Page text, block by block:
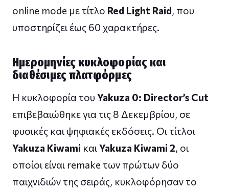
online mode με τίτλο Red Light Raid, που
υποστηρίζει έως 60 χαρακτήρες.
Ημερομηνίες κυκλοφορίας και
διαθέσιμες πλατφόρμες
Η κυκλοφορία του Yakuza 0: Director’s Cut
επιβεβαιώθηκε για τις 8 Δεκεμβρίου, σε
φυσικές και ψηφιακές εκδόσεις. Οι τίτλοι
Yakuza Kiwami καιYakuza Kiwami 2, οι
οποίοι είναι remake των πρώτων δύο
παιχνιδιών της σειράς, κυκλοφόρησαν το